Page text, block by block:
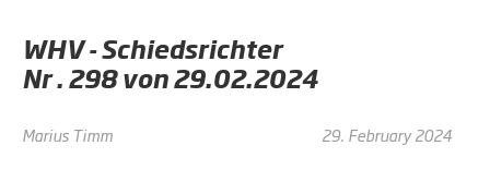
WHV - Schiedsrichter
Nr . 298 von 29.02.2024
Marius Timm 29. February 2024